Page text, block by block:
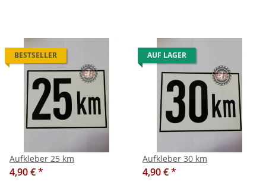
BESTSELLER
Aufkleber 25 km
4,90 €*
AUF LAGER
Aufkleber 30 km
4,90 €*